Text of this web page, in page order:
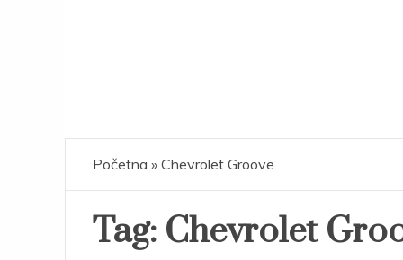
Početna » Chevrolet Groove
Tag: Chevrolet